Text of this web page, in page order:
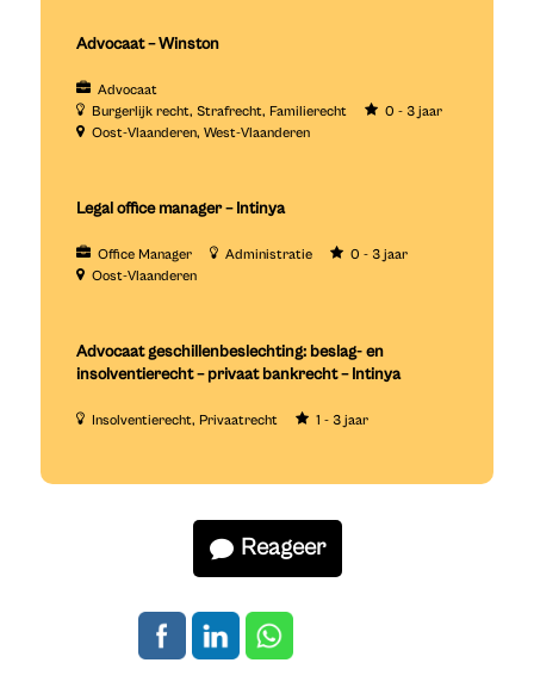
Advocaat – Winston
Advocaat
Burgerlijk recht Strafrecht Familierecht
0 - 3 jaar
Oost-Vlaanderen West-Vlaanderen
Legal office manager – Intinya
Office Manager Administratie
0 - 3 jaar
Oost-Vlaanderen
Advocaat geschillenbeslechting: beslag- en
insolventierecht – privaat bankrecht – Intinya
Insolventierecht Privaatrecht 1 - 3 jaar
Reageer